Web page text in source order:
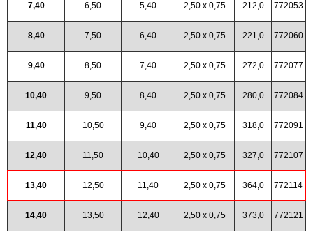
7,40 6,50 5,40 2,50 x 0,75 212,0 772053
8,40 7,50 6,40 2,50 x 0,75 221,0 772060
9,40 8,50 7,40 2,50 x 0,75 272,0 772077
10,40 9,50 8,40 2,50 x 0,75 280,0 772084
11,40 10,50 9,40 2,50 x 0,75 318,0 772091
12,40 11,50 10,40 2,50 x 0,75 327,0 772107
13,40 12,50 11,40 2,50 x 0,75 364,0 772114
14,40 13,50 12,40 2,50 x 0,75 373,0 772121